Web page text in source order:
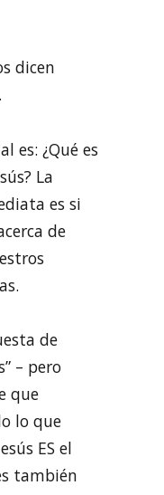
dicen
es: ¿Qué es
La
es si
de
de
– pero
que
lo que
ES el
también